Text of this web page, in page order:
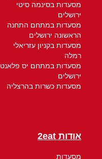
מסעדות בסינמה סיטי
ירושלים
מסעדות במתחם התחנה
הראשונה ירושלים
מסעדות בקניון עזריאלי
רמלה
מסעדות במתחם יס פלאנט
ירושלים
מסעדות כשרות בהרצליה
אודות 2eat
מסעדות